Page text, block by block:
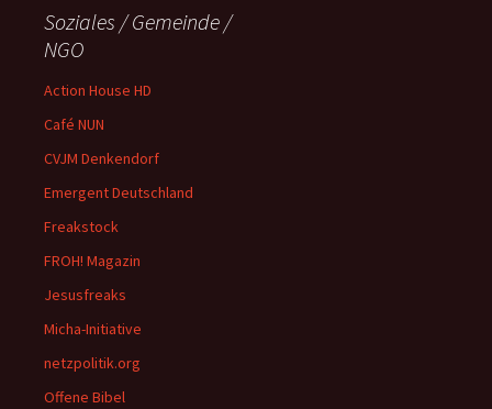
Soziales / Gemeinde /
NGO
Action House HD
Café NUN
CVJM Denkendorf
Emergent Deutschland
Freakstock
FROH! Magazin
Jesusfreaks
Micha-Initiative
netzpolitik.org
Offene Bibel